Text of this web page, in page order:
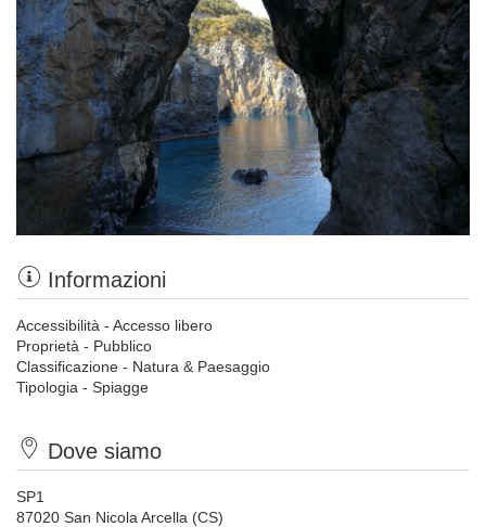
Informazioni
Accessibilità - Accesso libero
Proprietà - Pubblico
Classificazione - Natura & Paesaggio
Tipologia - Spiagge
Dove siamo
SP1
87020 San Nicola Arcella (CS)